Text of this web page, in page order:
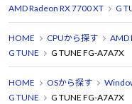
AMD Radeon RX 7700 XT
G
HOME CPUから探す AMD
G TUNE
G TUNE FG-A7A7X
HOME OSから探す
G TUNE
G TUNE FG-A7A7X